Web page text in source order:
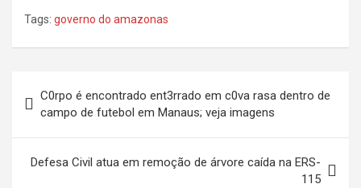
Tags: governo do amazonas
de
Post
C0rpo é encontrado ent3rrado em c0va rasa dentro de
campo de futebol em Manaus; veja imagens
Defesa Civil atua em remoção de árvore caída na ERS-
115